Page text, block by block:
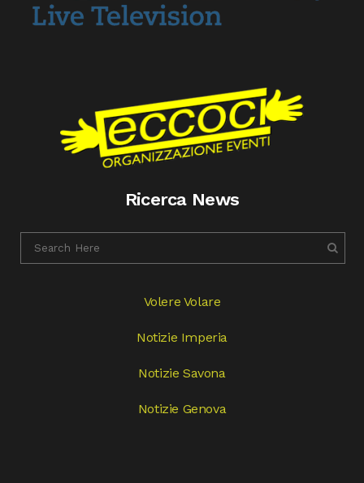
Ricerca News
Volere Volare
Notizie Imperia
Notizie Savona
Notizie Genova